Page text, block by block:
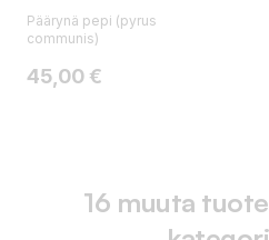
Päärynä pepi (pyrus
communis)
Hinta
45,00 €
16 muuta